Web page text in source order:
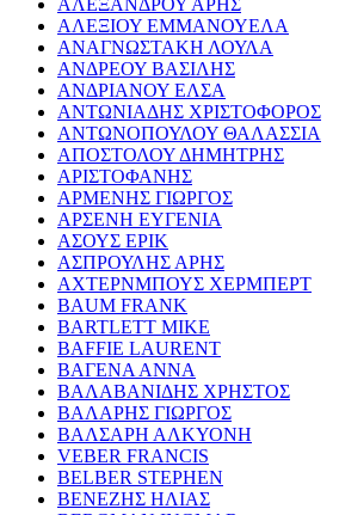
ΑΛΕΞΙΟΥ ΕΜΜΑΝΟΥΕΛΑ
ΑΝΑΓΝΩΣΤΑΚΗ ΛΟΥΛΑ
ΑΝΔΡΕΟΥ ΒΑΣΙΛΗΣ
ΑΝΔΡΙΑΝΟΥ ΕΛΣΑ
ΑΝΤΩΝΙΑΔΗΣ ΧΡΙΣΤΟΦΟΡΟΣ
ΑΝΤΩΝΟΠΟΥΛΟΥ ΘΑΛΑΣΣΙΑ
ΑΠΟΣΤΟΛΟΥ ΔΗΜΗΤΡΗΣ
ΑΡΙΣΤΟΦΑΝΗΣ
ΑΡΜΕΝΗΣ ΓΙΩΡΓΟΣ
ΑΡΣΕΝΗ ΕΥΓΕΝΙΑ
ΑΣΟΥΣ ΕΡΙΚ
ΑΣΠΡΟΥΛΗΣ ΑΡΗΣ
ΑΧΤΕΡΝΜΠΟΥΣ ΧΕΡΜΠΕΡΤ
BAUM FRANK
BARTLETT MIKE
BAFFIE LAURENT
ΒΑΓΕΝΑ ΑΝΝΑ
ΒΑΛΑΒΑΝΙΔΗΣ ΧΡΗΣΤΟΣ
ΒΑΛΑΡΗΣ ΓΙΩΡΓΟΣ
ΒΑΛΣΑΡΗ ΑΛΚΥΟΝΗ
VEBER FRANCIS
BELBER STEPHEN
ΒΕΝΕΖΗΣ ΗΛΙΑΣ